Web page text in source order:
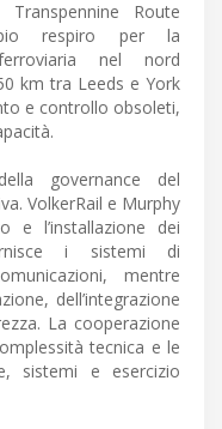
Route
respiro per la
nel nord
km tra Leeds e York
e controllo obsoleti,
governance del
VolkerRail e Murphy
e l’installazione dei
i sistemi di
mentre
dell’integrazione
La cooperazione
tecnica e le
sistemi e esercizio